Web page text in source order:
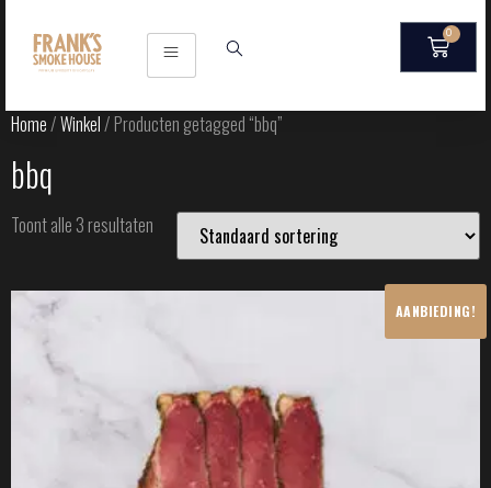
0
Home/Winkel/ Producten getagged “bbq”
bbq
Toont alle 3 resultaten
AANBIEDING!